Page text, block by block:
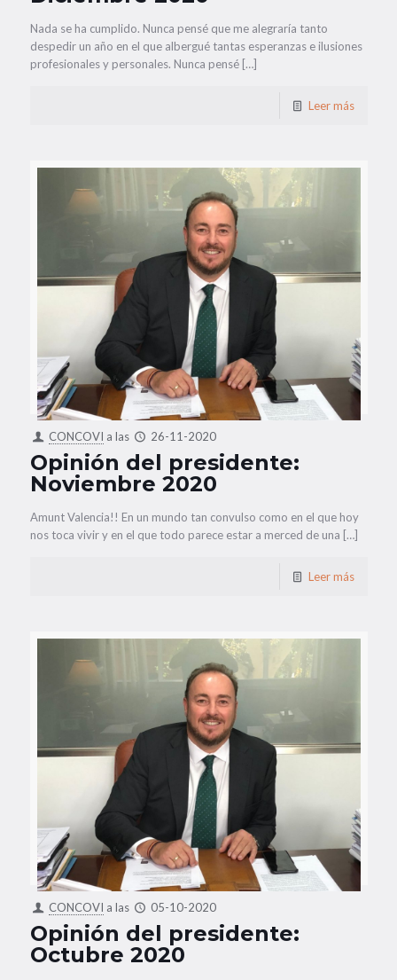
Nada se ha cumplido. Nunca pensé que me alegraría tanto
despedir un año en el que albergué tantas esperanzas e ilusiones
profesionales y personales. Nunca pensé […]
Leer más
CONCOVI a las 26-11-2020
Opinión del presidente:
Noviembre 2020
Amunt Valencia!! En un mundo tan convulso como en el que hoy
nos toca vivir y en el que todo parece estar a merced de una […]
Leer más
CONCOVI a las 05-10-2020
Opinión del presidente:
Octubre 2020